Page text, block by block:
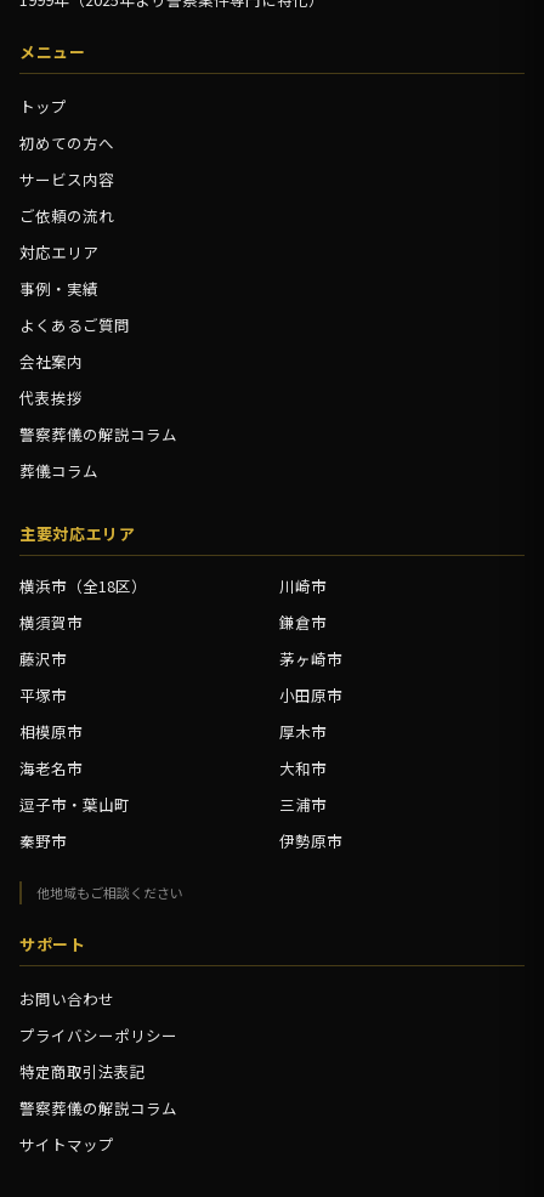
メニュー
トップ
初めての方へ
サービス内容
ご依頼の流れ
対応エリア
事例・実績
よくあるご質問
会社案内
代表挨拶
警察葬儀の解説コラム
葬儀コラム
主要対応エリア
横浜市（全18区）
川崎市
横須賀市
鎌倉市
藤沢市
茅ヶ崎市
平塚市
小田原市
相模原市
厚木市
海老名市
大和市
逗子市・葉山町
三浦市
秦野市
伊勢原市
他地域もご相談ください
サポート
お問い合わせ
プライバシーポリシー
特定商取引法表記
警察葬儀の解説コラム
サイトマップ